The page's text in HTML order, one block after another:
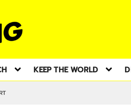
KEEP THE WORLD